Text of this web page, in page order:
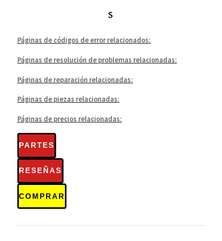
S
Páginas de códigos de error relacionados:
Páginas de resolución de problemas relacionadas:
Páginas de reparación relacionadas:
Páginas de piezas relacionadas:
Páginas de precios relacionadas:
PARTES
RESEÑAS
COMPRAR